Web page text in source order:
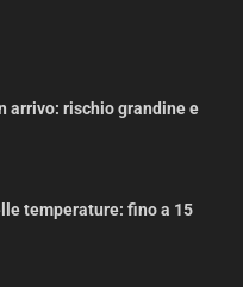
arrivo: rischio grandine e
temperature: fino a 15